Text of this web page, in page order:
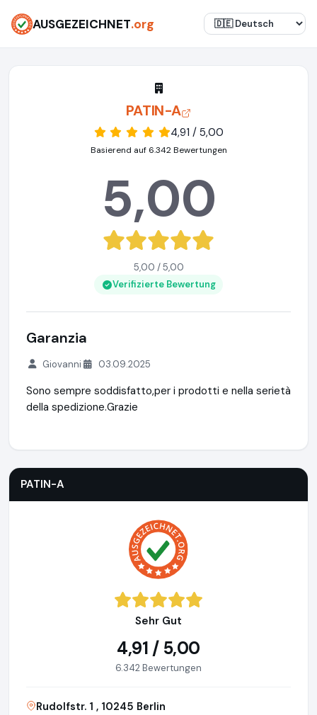
AUSGEZEICHNET.org
PATIN-A
4,91 / 5,00
Basierend auf 6.342 Bewertungen
5,00
5,00 / 5,00
Verifizierte Bewertung
Garanzia
Giovanni 03.09.2025
Sono sempre soddisfatto,per i prodotti e nella serietà
della spedizione.Grazie
PATIN-A
Sehr Gut
4,91 / 5,00
6.342 Bewertungen
Rudolfstr. 1 , 10245 Berlin